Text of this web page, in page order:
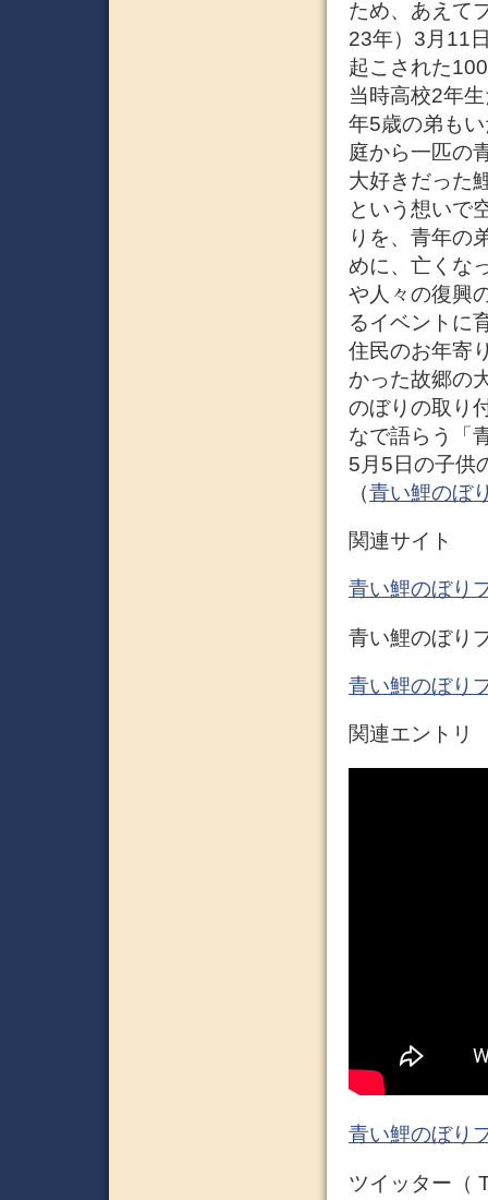
ため、あえて
23年）3月11
起こされた
当時高校2年
年5歳の弟も
庭から一匹の
大好きだった
という想いで
りを、青年の
めに、亡くな
や人々の復興
るイベントに
住民のお年寄
かった故郷の
のぼりの取り
なで語らう「
5月5日の子供
（青い鯉のぼ
関連サイト
青い鯉のぼり
青い鯉のぼり
青い鯉のぼり
関連エントリ
青い鯉のぼり
ツイッター（